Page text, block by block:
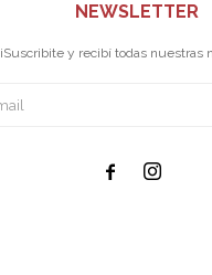
NEWSLETTER
¡Suscribite y recibí todas nuestras
 